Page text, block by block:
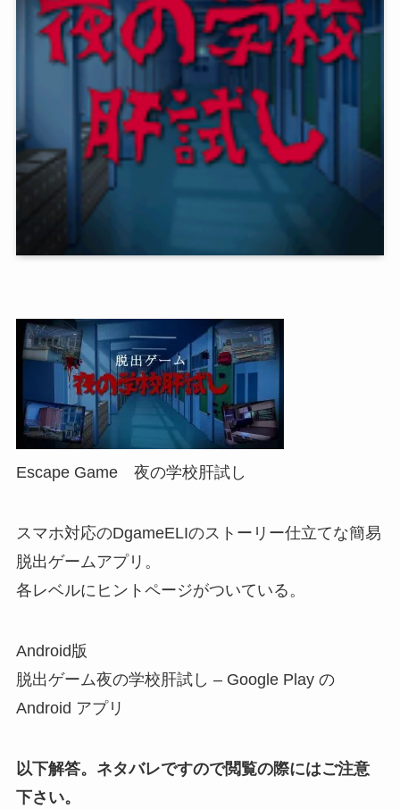
Escape Game 夜の学校肝試し
スマホ対応のDgameELIのストーリー仕立てな簡易
脱出ゲームアプリ。
各レベルにヒントページがついている。
Android版
脱出ゲーム夜の学校肝試し – Google Play の
Android アプリ
以下解答。ネタバレですので閲覧の際にはご注意
下さい。